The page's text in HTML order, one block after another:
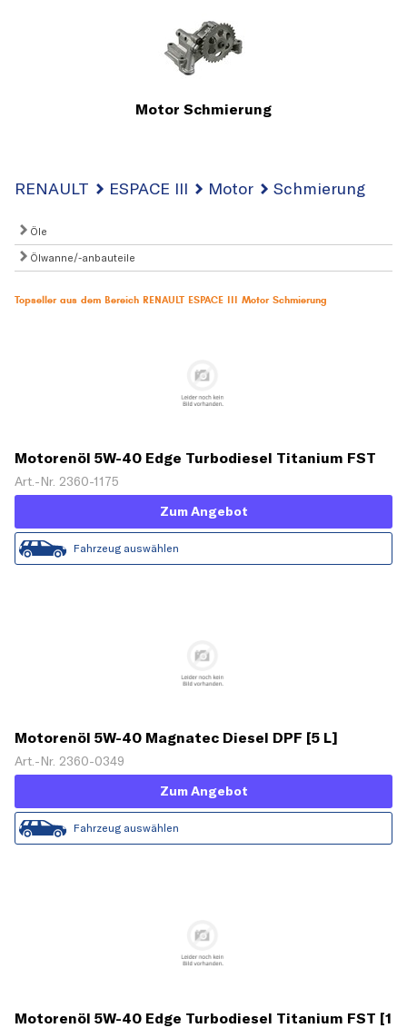
Motor Schmierung
RENAULT ESPACE III Motor Schmierung
Öle
Ölwanne/-anbauteile
Topseller aus dem Bereich RENAULT ESPACE III Motor Schmierung
Motorenöl 5W-40 Edge Turbodiesel Titanium FST
[5 L]
Art.-Nr. 2360-1175
Zum Angebot
Fahrzeug auswählen
Motorenöl 5W-40 Magnatec Diesel DPF [5 L]
Art.-Nr. 2360-0349
Zum Angebot
Fahrzeug auswählen
Motorenöl 5W-40 Edge Turbodiesel Titanium FST [1